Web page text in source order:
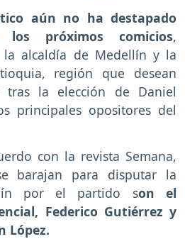
aún no ha destapado
próximos comicios,
la alcaldía de Medellín y la
región que desean
tras la elección de Daniel
principales opositores del
con la revista Semana,
barajan para disputar la
por el partido son el
Federico Gutiérrez y
López.